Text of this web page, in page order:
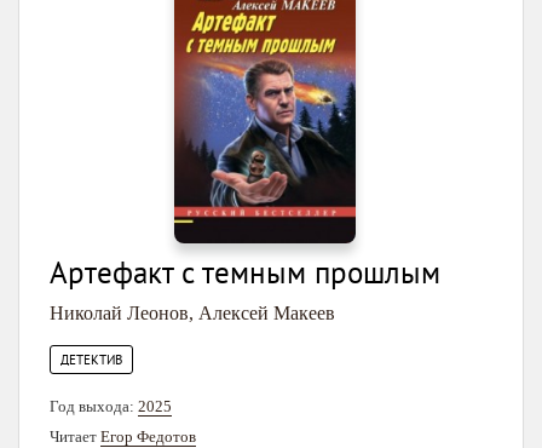
Артефакт с темным прошлым
Николай Леонов, Алексей Макеев
ДЕТЕКТИВ
Год выхода: 2025
Читает Егор Федотов